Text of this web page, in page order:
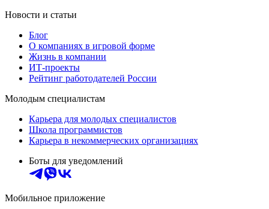
Новости и статьи
Блог
О компаниях в игровой форме
Жизнь в компании
ИТ-проекты
Рейтинг работодателей России
Молодым специалистам
Карьера для молодых специалистов
Школа программистов
Карьера в некоммерческих организациях
Боты для уведомлений
Мобильное приложение